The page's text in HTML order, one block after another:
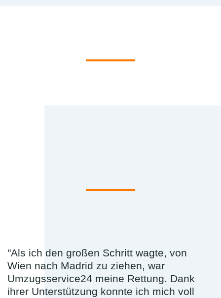
"Als ich den großen Schritt wagte, von
Wien nach Madrid zu ziehen, war
Umzugsservice24 meine Rettung. Dank
ihrer Unterstützung konnte ich mich voll